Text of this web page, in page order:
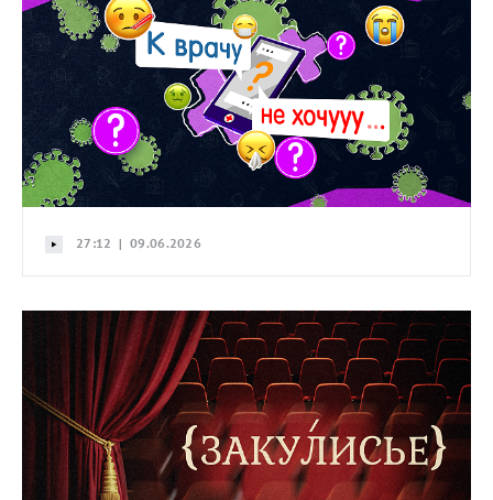
27:12 | 09.06.2026